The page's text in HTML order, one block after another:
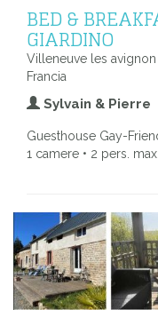
BED &
GIARDINO
Villeneuve les
Francia
Sylvain & Pierre
Guesthouse Gay-
1 camere • 2 pers. max.